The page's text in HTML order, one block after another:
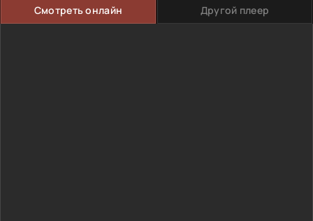
Смотреть онлайн Другой плеер